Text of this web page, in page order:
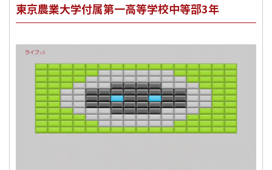
東京農業大学付属第一高等学校中等部3年